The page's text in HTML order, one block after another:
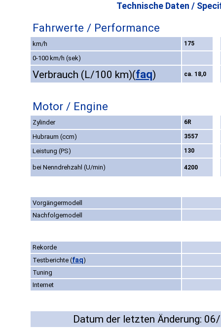
Technische Daten /
Fahrwerte / Performance
km/h 175
0-100 km/h (sek)
Verbrauch (L/100 km)(faq) ca. 18,0
Motor / Engine
Zylinder 6R
Hubraum (ccm) 3557
Leistung (PS) 130
bei Nenndrehzahl (U/min) 4200
Vorgängermodell
Nachfolgemodell
Rekorde
Testberichte (faq)
Tuning
Internet
Datum der letzten Änderung: